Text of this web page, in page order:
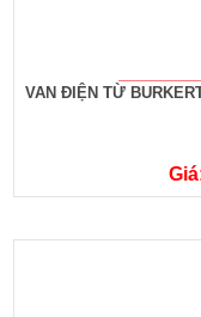
VAN ĐIỆN TỪ